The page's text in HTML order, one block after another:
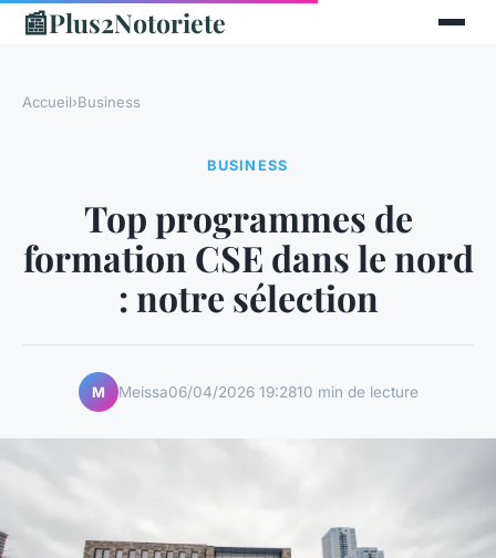
📰Plus2Notoriete
Accueil›Business
BUSINESS
Top programmes de
formation CSE dans le nord
: notre sélection
M Meissa06/04/2026 19:2810 min de lecture